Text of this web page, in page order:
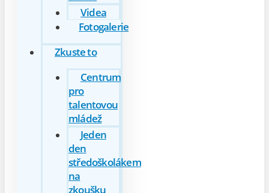
Videa
Fotogalerie
Zkuste to
Centrum
pro
talentovou
mládež
Jeden
den
středoškolákem
na
zkoušku